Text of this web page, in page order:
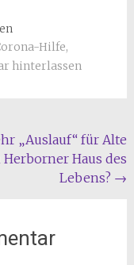
Hilfe,
hinterlassen
„Auslauf“ für Alte
Haus des
Lebens? →